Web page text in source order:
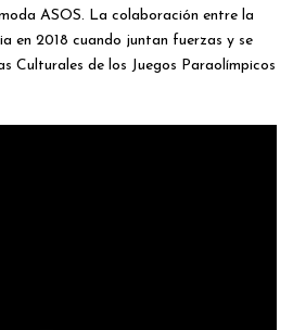
ASOS. La colaboración entre la
en 2018 cuando juntan fuerzas y se
Culturales de los Juegos Paraolímpicos